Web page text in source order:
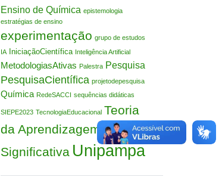
Ensino de Química epistemologia
estratégias de ensino
experimentação grupo de estudos
IA IniciaçãoCientífica Inteligência Artificial
MetodologiasAtivas Palestra Pesquisa
PesquisaCientífica projetodepesquisa
Química RedeSACCI sequências didáticas
SIEPE2023 TecnologiaEducacional Teoria
da Aprendizagem
Significativa Unipampa